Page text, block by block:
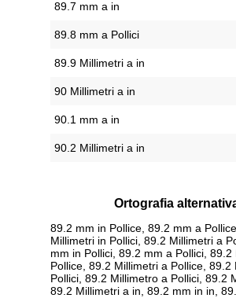
89.7 mm a in
89.8 mm a Pollici
89.9 Millimetri a in
90 Millimetri a in
90.1 mm a in
90.2 Millimetri a in
Ortografia
89.2 mm in Pollice, 89.2 mm a
Millimetri in Pollici, 89.2 Millimetri a
mm in Pollici, 89.2 mm a Pollici, 89.2
Pollice, 89.2 Millimetri a Pollice, 89.2
Pollici, 89.2 Millimetro a Pollici, 89.2
89.2 Millimetri a in, 89.2 mm in in,